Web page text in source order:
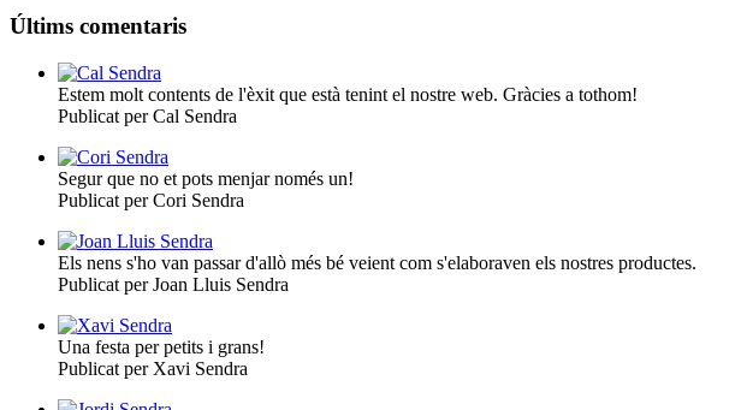
Últims comentaris
Estem molt contents de l'èxit que està tenint el nostre web. Gràcies a tothom!
Publicat per Cal Sendra
Segur que no et pots menjar només un!
Publicat per Cori Sendra
Els nens s'ho van passar d'allò més bé veient com s'elaboraven els nostres productes.
Publicat per Joan Lluis Sendra
Una festa per petits i grans!
Publicat per Xavi Sendra